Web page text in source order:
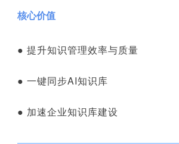
核心价值
● 提升知识管理效率与质量
● 一键同步AI知识库
● 加速企业知识库建设